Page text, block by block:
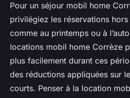
Pour un séjour mobil home
privilégiez les réservations
comme au printemps ou à
locations mobil home Corrèze
plus facilement durant ces
des réductions appliquées sur
courts. Penser à la location